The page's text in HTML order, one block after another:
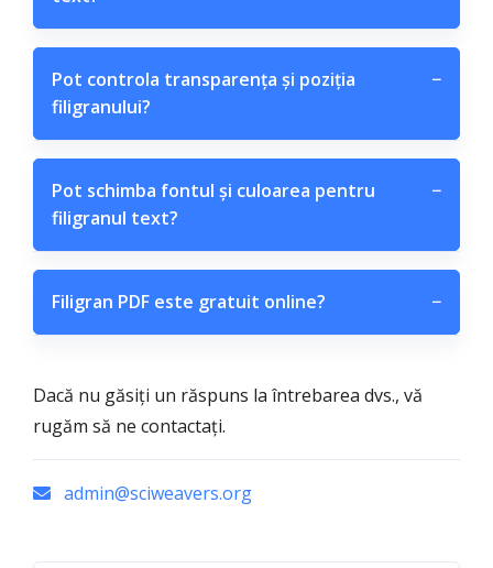
Pot controla transparența și poziția
filigranului?
−
Pot schimba fontul și culoarea pentru
filigranul text?
−
Filigran PDF este gratuit online? −
Dacă nu găsiți un răspuns la întrebarea dvs., vă
rugăm să ne contactați.
admin@sciweavers.org